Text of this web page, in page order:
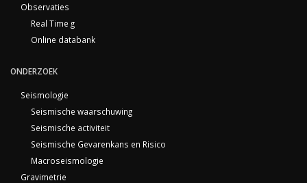
Observaties
Real Time g
Online databank
ONDERZOEK
Seismologie
Seismische waarschuwing
Seismische activiteit
Seismische Gevarenkans en Risico
Macroseismologie
Gravimetrie